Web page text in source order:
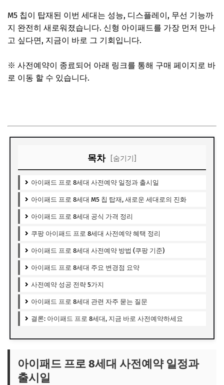
M5 칩이 탑재된 이번 세대는 성능, 디스플레이, 무선 기능까
지 완전히 새로워졌습니다. 신형 아이패드를 가장 먼저 만나
고 싶다면, 지금이 바로 그 기회입니다.
※ 사전예약이 종료되어 아래 링크를 통해 구매 페이지로 바
로 이동 할 수 있습니다.
목차 [숨기기]
아이패드 프로 8세대 사전예약 일정과 출시일
아이패드 프로 8세대 M5 칩 탑재, 새로운 세대로의 진화
아이패드 프로 8세대 공식 가격 정리
쿠팡 아이패드 프로 8세대 사전예약 혜택 정리
아이패드 프로 8세대 사전예약 방법 (쿠팡 기준)
아이패드 프로 8세대 주요 변경점 요약
사전예약 성공 전략 5가지
아이패드 프로 8세대 관련 자주 묻는 질문
결론: 아이패드 프로 8세대, 지금 바로 사전예약하세요
아이패드 프로 8세대 사전예약 일정과
출시일